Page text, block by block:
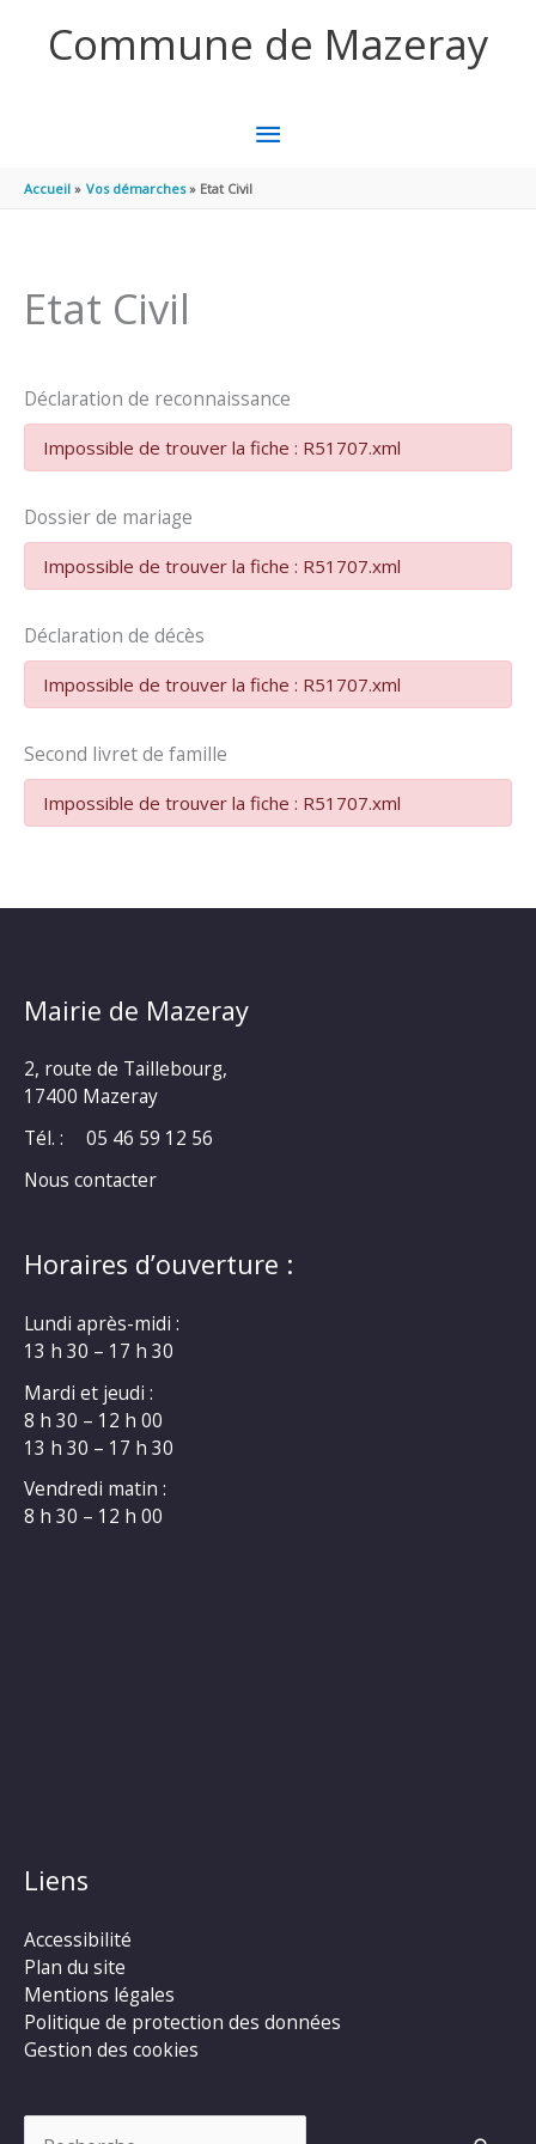
Commune de Mazeray
MENU
PRINCIPAL
Accueil Vos démarches Etat Civil
Etat Civil
Déclaration de reconnaissance
Impossible de trouver la fiche : R51707.xml
Dossier de mariage
Impossible de trouver la fiche : R51707.xml
Déclaration de décès
Impossible de trouver la fiche : R51707.xml
Second livret de famille
Impossible de trouver la fiche : R51707.xml
Mairie de Mazeray
2, route de Taillebourg,
17400 Mazeray
Tél. :
05 46 59 12 56
Nous contacter
Horaires d’ouverture :
Lundi après-midi :
13 h 30 – 17 h 30
Mardi et jeudi :
8 h 30 – 12 h 00
13 h 30 – 17 h 30
Vendredi matin :
8 h 30 – 12 h 00
Liens
Accessibilité
Plan du site
Mentions légales
Politique de protection des données
Gestion des cookies